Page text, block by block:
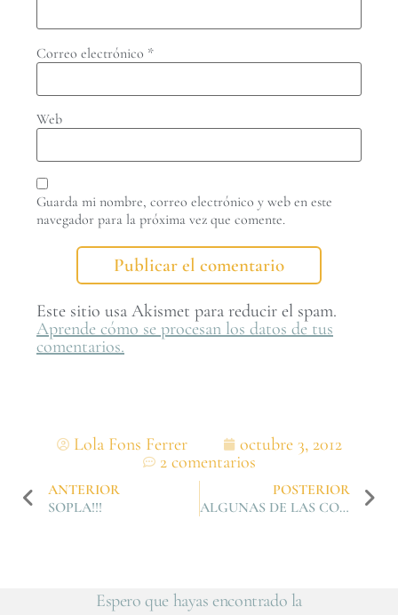
Correo electrónico *
Web
Guarda mi nombre, correo electrónico y web en este
navegador para la próxima vez que comente.
Este sitio usa Akismet para reducir el spam.
Aprende cómo se procesan los datos de tus
comentarios.
Lola Fons Ferrer
octubre 3, 2012
2 comentarios
ANTERIOR
SOPLA!!!
POSTERIOR
ALGUNAS DE LAS COSAS QUE TE HAS PERDIDO…
Espero que hayas encontrado la